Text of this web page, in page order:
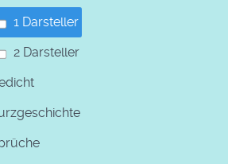
1 Darsteller
2 Darsteller